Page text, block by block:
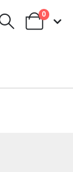
0